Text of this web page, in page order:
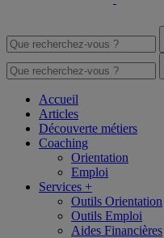
Accueil
Articles
Découverte métiers
Coaching
Orientation
Emploi
Services +
Outils Orientation
Outils Emploi
Aides Financières